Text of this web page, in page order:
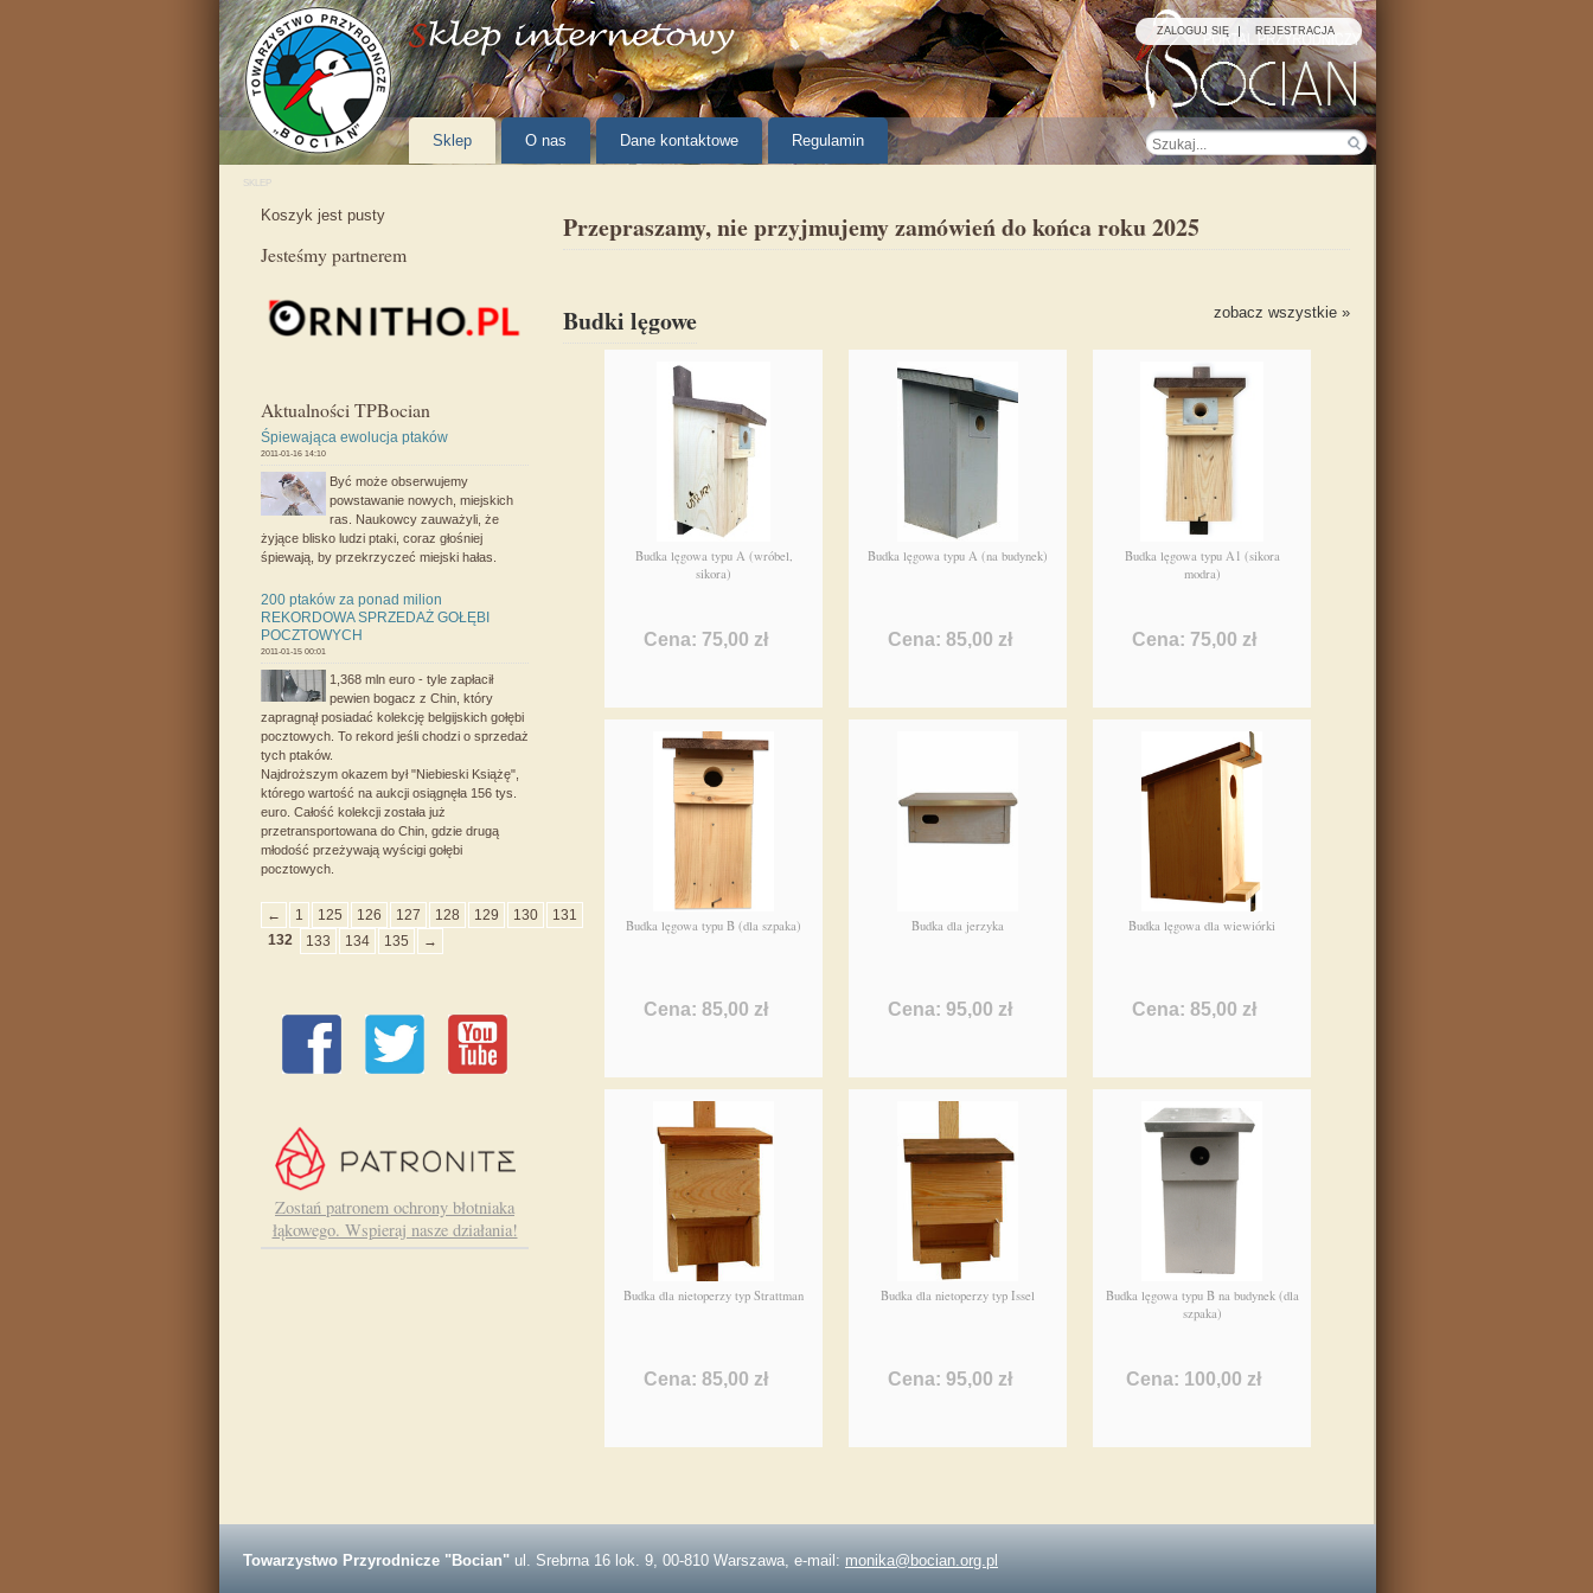
ZALOGUJ SIĘ REJESTRACJA
Sklep O nas Dane kontaktowe Regulamin
SKLEP
Przepraszamy, nie przyjmujemy zamówień do końca roku 2025
Budki lęgowe zobacz wszystkie »
Budka lęgowa typu A (wróbel,
sikora)
Cena: 75,00 zł
Budka lęgowa typu A (na budynek)
Cena: 85,00 zł
Budka lęgowa typu A1 (sikora
modra)
Cena: 75,00 zł
Budka lęgowa typu B (dla szpaka)
Cena: 85,00 zł
Budka dla jerzyka
Cena: 95,00 zł
Budka lęgowa dla wiewiórki
Cena: 85,00 zł
Budka dla nietoperzy typ Strattman
Cena: 85,00 zł
Budka dla nietoperzy typ Issel
Cena: 95,00 zł
Budka lęgowa typu B na budynek (dla
szpaka)
Cena: 100,00 zł
Koszyk jest pusty
Jesteśmy partnerem
Aktualności TPBocian
Śpiewająca ewolucja ptaków
2011-01-16 14:10
Być może obserwujemy
powstawanie nowych, miejskich
ras. Naukowcy zauważyli, że
żyjące blisko ludzi ptaki, coraz głośniej
śpiewają, by przekrzyczeć miejski hałas.
200 ptaków za ponad milion
REKORDOWA SPRZEDAŻ GOŁĘBI
POCZTOWYCH
2011-01-15 00:01
1,368 mln euro - tyle zapłacił
pewien bogacz z Chin, który
zapragnął posiadać kolekcję belgijskich gołębi
pocztowych. To rekord jeśli chodzi o sprzedaż
tych ptaków.
Najdroższym okazem był "Niebieski Książę",
którego wartość na aukcji osiągnęła 156 tys.
euro. Całość kolekcji została już
przetransportowana do Chin, gdzie drugą
młodość przeżywają wyścigi gołębi
pocztowych.
← 1 125 126 127 128 129 130
131
132
133 134 135 →
Zostań patronem ochrony błotniaka
łąkowego. Wspieraj nasze działania!
Towarzystwo Przyrodnicze "Bocian" ul. Srebrna 16 lok. 9, 00-810 Warszawa, e-mail: monika@bocian.org.pl